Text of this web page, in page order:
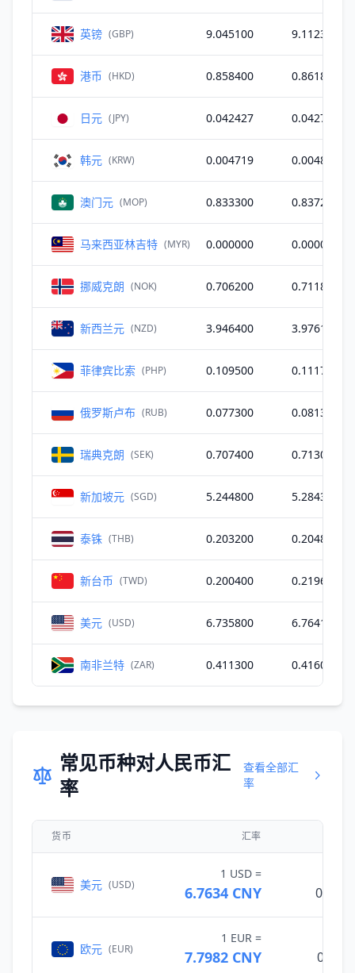
英镑 (GBP) 9.045100 9.112300
港币 (HKD) 0.858400 0.861800
日元 (JPY) 0.042427 0.042755
韩元 (KRW) 0.004719 0.004818
澳门元 (MOP) 0.833300 0.837200
马来西亚林吉特 (MYR) 0.000000 0.000000
挪威克朗 (NOK) 0.706200 0.711800
新西兰元 (NZD) 3.946400 3.976100
菲律宾比索 (PHP) 0.109500 0.111700
俄罗斯卢布 (RUB) 0.077300 0.081300
瑞典克朗 (SEK) 0.707400 0.713000
新加坡元 (SGD) 5.244800 5.284300
泰铢 (THB) 0.203200 0.204800
新台币 (TWD) 0.200400 0.219600
美元 (USD) 6.735800 6.764100
南非兰特 (ZAR) 0.411300 0.416000
常见币种对人民币汇
率
查看全部汇
率
货币 汇率
美元 (USD)
1 USD =
6.7634 CNY
欧元 (EUR)
1 EUR =
7.7982 CNY